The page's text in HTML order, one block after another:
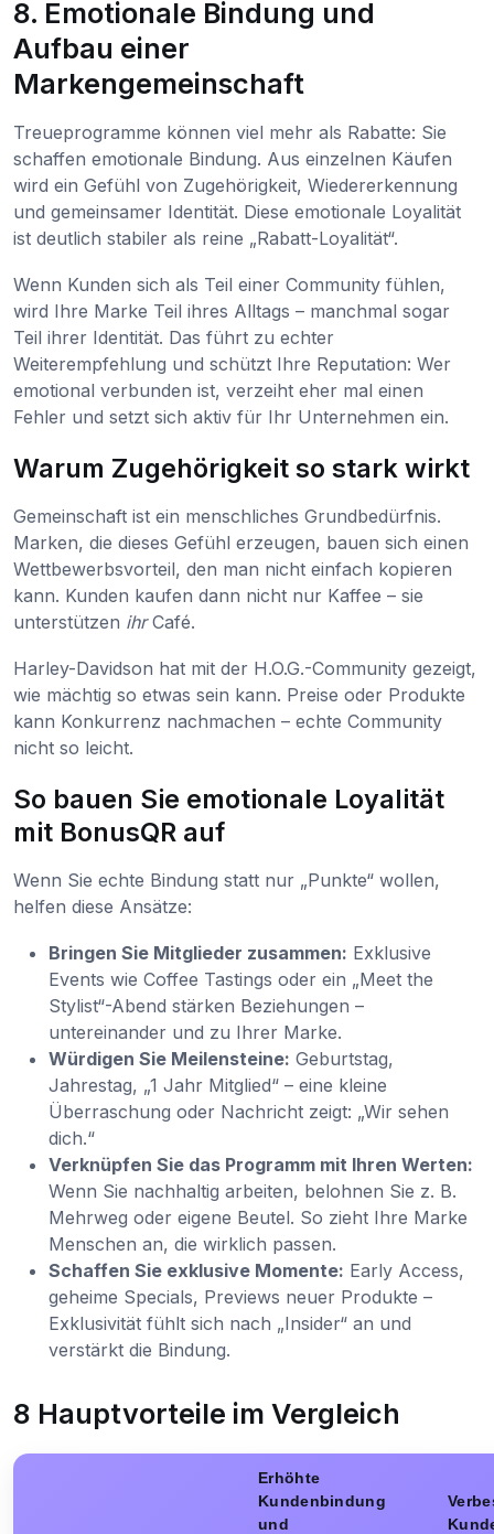
8. Emotionale Bindung und
Aufbau einer
Markengemeinschaft
Treueprogramme können viel mehr als Rabatte: Sie
schaffen emotionale Bindung. Aus einzelnen Käufen
wird ein Gefühl von Zugehörigkeit, Wiedererkennung
und gemeinsamer Identität. Diese emotionale Loyalität
ist deutlich stabiler als reine „Rabatt-Loyalität“.
Wenn Kunden sich als Teil einer Community fühlen,
wird Ihre Marke Teil ihres Alltags – manchmal sogar
Teil ihrer Identität. Das führt zu echter
Weiterempfehlung und schützt Ihre Reputation: Wer
emotional verbunden ist, verzeiht eher mal einen
Fehler und setzt sich aktiv für Ihr Unternehmen ein.
Warum Zugehörigkeit so stark wirkt
Gemeinschaft ist ein menschliches Grundbedürfnis.
Marken, die dieses Gefühl erzeugen, bauen sich einen
Wettbewerbsvorteil, den man nicht einfach kopieren
kann. Kunden kaufen dann nicht nur Kaffee – sie
unterstützen ihrCafé.
Harley-Davidson hat mit der H.O.G.-Community gezeigt,
wie mächtig so etwas sein kann. Preise oder Produkte
kann Konkurrenz nachmachen – echte Community
nicht so leicht.
So bauen Sie emotionale Loyalität
mit BonusQR auf
Wenn Sie echte Bindung statt nur „Punkte“ wollen,
helfen diese Ansätze:
Bringen Sie Mitglieder zusammen: Exklusive
Events wie Coffee Tastings oder ein „Meet the
Stylist“-Abend stärken Beziehungen –
untereinander und zu Ihrer Marke.
Würdigen Sie Meilensteine: Geburtstag,
Jahrestag, „1 Jahr Mitglied“ – eine kleine
Überraschung oder Nachricht zeigt: „Wir sehen
dich.“
Verknüpfen Sie das Programm mit Ihren Werten:
Wenn Sie nachhaltig arbeiten, belohnen Sie z. B.
Mehrweg oder eigene Beutel. So zieht Ihre Marke
Menschen an, die wirklich passen.
Schaffen Sie exklusive Momente: Early Access,
geheime Specials, Previews neuer Produkte –
Exklusivität fühlt sich nach „Insider“ an und
verstärkt die Bindung.
8 Hauptvorteile im Vergleich
Erhöhte
Kundenbindung
und